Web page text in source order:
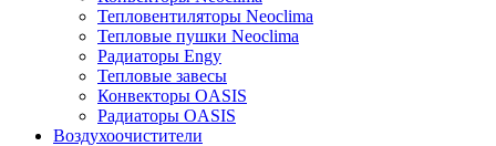
Тепловентиляторы Neoclima
Тепловые пушки Neoclima
Радиаторы Engy
Тепловые завесы
Конвекторы OASIS
Радиаторы OASIS
Воздухоочистители